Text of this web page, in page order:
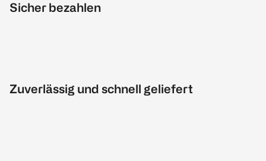
Sicher bezahlen
Zuverlässig und schnell geliefert